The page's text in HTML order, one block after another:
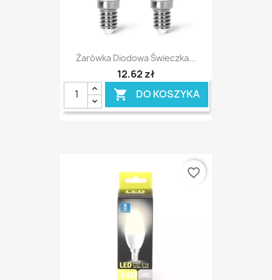
Żarówka Diodowa Świeczka...
12,62 zł
 DO KOSZYKA
favorite_border